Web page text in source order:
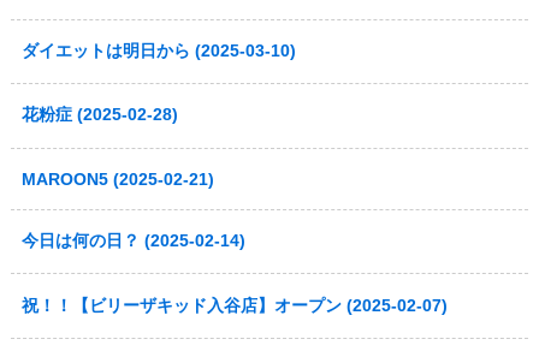
ダイエットは明日から (2025-03-10)
花粉症 (2025-02-28)
MAROON5 (2025-02-21)
今日は何の日？ (2025-02-14)
祝！！【ビリーザキッド入谷店】オープン (2025-02-07)